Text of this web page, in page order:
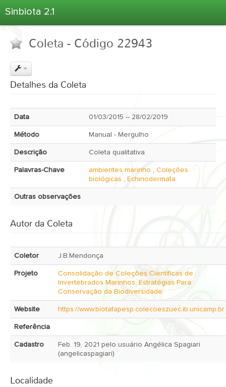
Sinbiota 2.1
Informações Ambientais
Coletas
Atlas 2.1
Estatísticas
Sobre o Sinbiota
Coleta - Código 22943
Detalhes da Coleta
Data 01/03/2015 -- 28/02/2019
Método Manual - Mergulho
Descrição Coleta qualitativa
Palavras-Chave ambientes marinho , Coleções
biológicas , Echinodermata
Outras observações
Autor da Coleta
Coletor J.B.Mendonça
Projeto
Consolidação de Coleções Científicas de
Invertebrados Marinhos: Estratégias Para
Conservação da Biodiversidade
Website https://www.biotafapesp.colecoeszuec.ib.unicamp.br
Referência
Cadastro
Feb. 19, 2021 pelo usuário Angélica Spagiari
(angelicaspagiari)
Localidade